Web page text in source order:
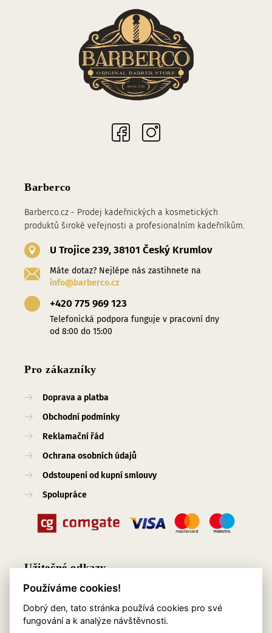
Barberco
Barberco.cz - Prodej kadeřnických a kosmetických
produktů široké veřejnosti a profesionalním kadeřníkům.
U Trojice 239, 38101 Český Krumlov
Máte dotaz? Nejlépe nás zastihnete na
info@barberco.cz
+420 775 969 123
Telefonická podpora funguje v pracovní dny
od 8:00 do 15:00
Pro zákazníky
Doprava a platba
Obchodní podmínky
Reklamační řád
Ochrana osobních údajů
Odstoupení od kupní smlouvy
Spolupráce
Užitečné odkazy
O nás
Blog
Používáme cookies!
Dobrý den, tato stránka používá cookies pro své
fungování a k analýze návštěvnosti.